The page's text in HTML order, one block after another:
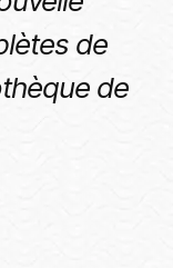
de
de